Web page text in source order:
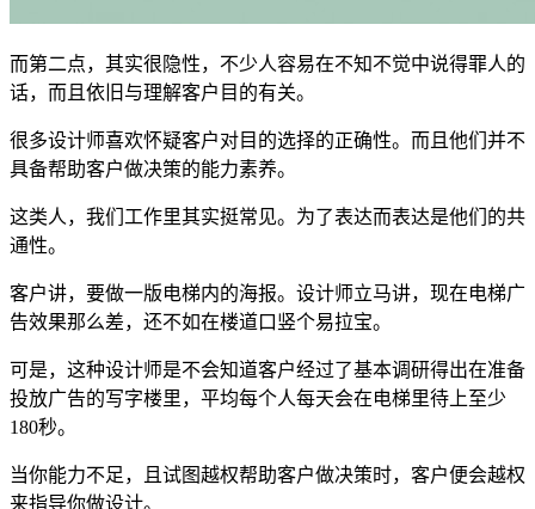
而第二点，其实很隐性，不少人容易在不知不觉中说得罪人的
话，而且依旧与理解客户目的有关。
很多设计师喜欢怀疑客户对目的选择的正确性。而且他们并不
具备帮助客户做决策的能力素养。
这类人，我们工作里其实挺常见。为了表达而表达是他们的共
通性。
客户讲，要做一版电梯内的海报。设计师立马讲，现在电梯广
告效果那么差，还不如在楼道口竖个易拉宝。
可是，这种设计师是不会知道客户经过了基本调研得出在准备
投放广告的写字楼里，平均每个人每天会在电梯里待上至少
180秒。
当你能力不足，且试图越权帮助客户做决策时，客户便会越权
来指导你做设计。